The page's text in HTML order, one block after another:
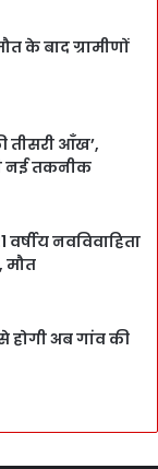
के बाद ग्रामीणों
तीसरी आँख’,
नई तकनीक
नवविवाहिता
मौत
अब गांव की